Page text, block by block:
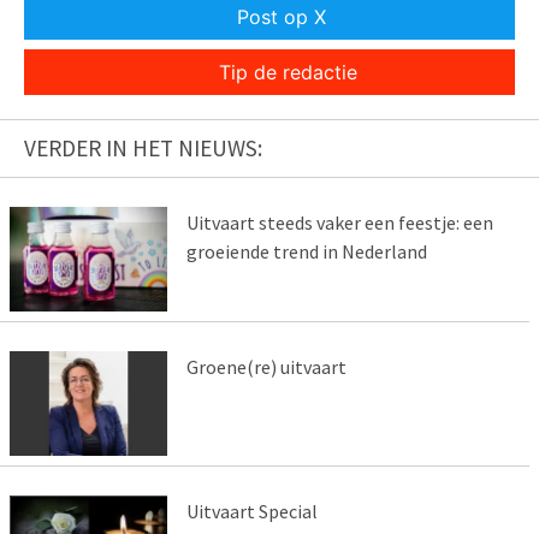
Post op X
Tip de redactie
VERDER IN HET NIEUWS:
Uitvaart steeds vaker een feestje: een
groeiende trend in Nederland
Groene(re) uitvaart
Uitvaart Special